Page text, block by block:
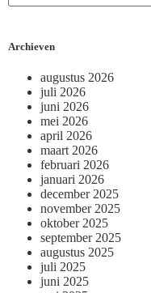
Archieven
augustus 2026
juli 2026
juni 2026
mei 2026
april 2026
maart 2026
februari 2026
januari 2026
december 2025
november 2025
oktober 2025
september 2025
augustus 2025
juli 2025
juni 2025